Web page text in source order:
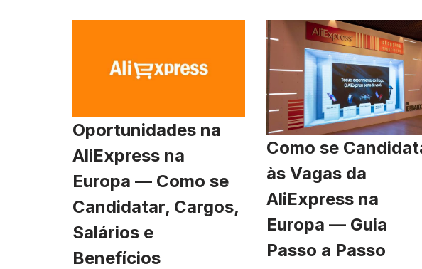
Oportunidades na
AliExpress na
Europa — Como se
Candidatar, Cargos,
Salários e
Benefícios
Como se
às Vagas da
AliExpress na
Europa — Guia
Passo a Passo